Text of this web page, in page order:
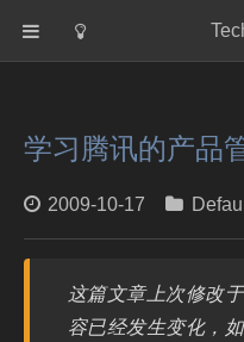
Default
Linux/Unix
Database
Cloud
Networking
学习腾讯的产品
2009-10-17
这篇文章上次修改
容已经发生变化，